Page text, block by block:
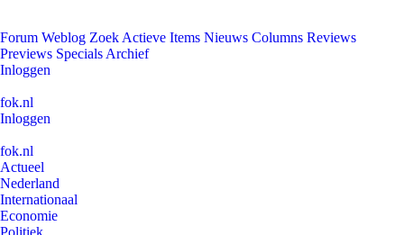
Forum Weblog Zoek Actieve Items Nieuws Columns Reviews
Previews Specials Archief
Inloggen
fok.nl
Inloggen
fok.nl
Actueel
Nederland
Internationaal
Economie
Politiek